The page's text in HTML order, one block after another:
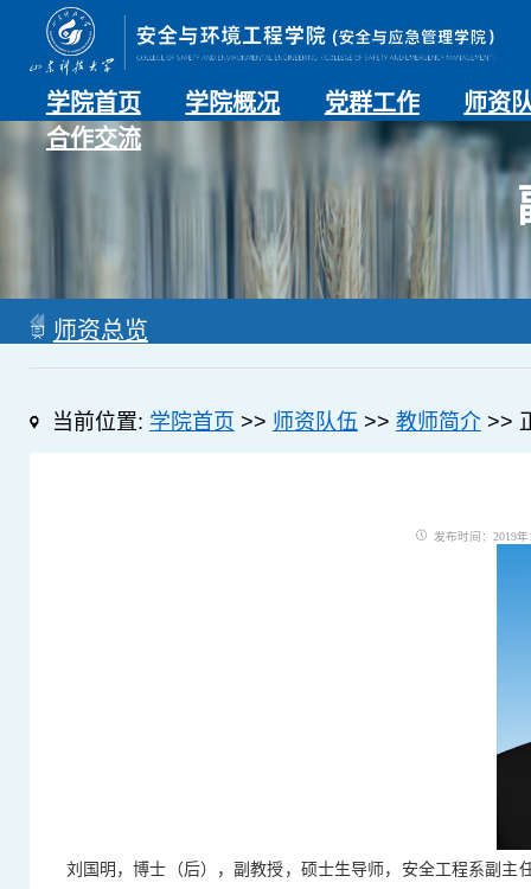
学院首页 学院概况 党群工作 师资
师资总
导师名
教师简
合作交流
师资总览
当前位置: 学院首页 >> 师资队伍 >> 教师简介>>
发布时间：2019年
刘国明，博士（后），副教授，硕士生导师，安全工程系副主